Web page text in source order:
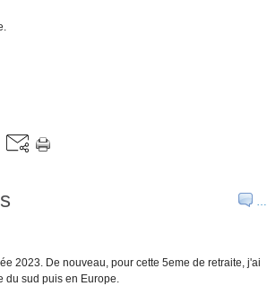
…
2023. De nouveau, pour cette 5eme de retraite, j'ai
du sud puis en Europe.